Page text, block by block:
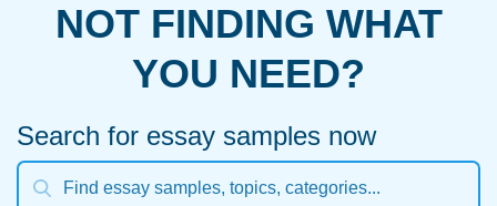
NOT FINDING WHAT
YOU NEED?
Search for essay samples now